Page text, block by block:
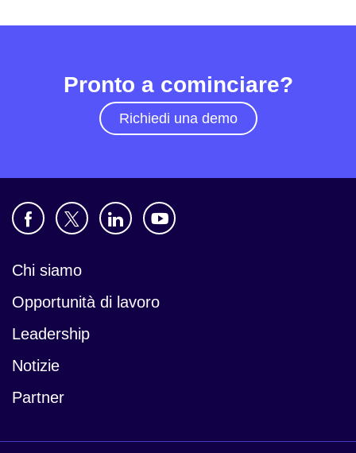
Pronto a cominciare?
Richiedi una demo
Chi siamo
Opportunità di lavoro
Leadership
Notizie
Partner